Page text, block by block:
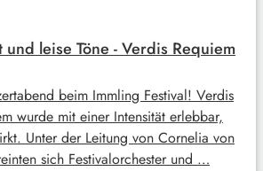
und leise Töne - Verdis Requiem
beim Immling Festival! Verdis
wurde mit einer Intensität erlebbar,
Unter der Leitung von Cornelia von
sich Festivalorchester und …